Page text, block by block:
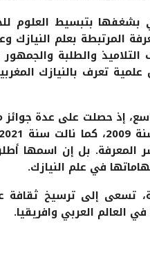
بعلم النيازك
والطلبة والجمهور
تعرف بالنيازك
إذ حصلت على عدة
المعرفة. بل إن اسمها
في علم النيازك.
تسعى إلى ترسيخ
العالم العربي وافريقيا.